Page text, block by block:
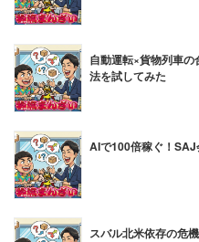
自動運転×貨物列車
法を試してみた
AIで100倍稼ぐ！SAJ
スバル北米依存の危